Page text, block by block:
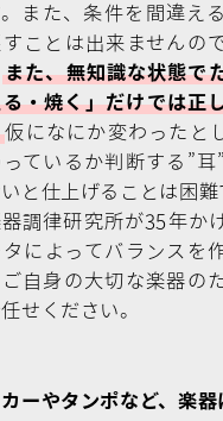
また、条件を間違え
すことは出来ませんの
また、無知識な状態で
・焼く」だけでは正
仮になにか変わったと
ているか判断する”耳
と仕上げることは困難
調律研究所が35年か
によってバランスを
自身の大切な楽器の
せください。
ーやタンポなど、楽